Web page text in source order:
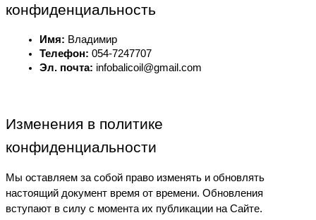
конфиденциальность
Имя: Владимир
Телефон: 054-7247707
Эл. почта: infobalicoil@gmail.com
Изменения в политике
конфиденциальности
Мы оставляем за собой право изменять и обновлять
настоящий документ время от времени. Обновления
вступают в силу с момента их публикации на Сайте.